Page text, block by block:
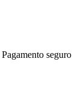
Pagamento seguro